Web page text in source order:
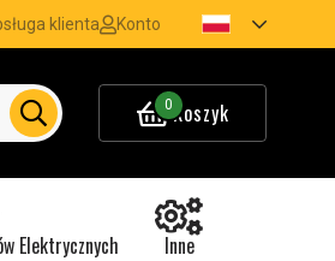
klienta Konto
0Koszyk
Elektrycznych Inne